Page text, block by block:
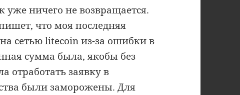
уже ничего не возвращается.
что моя последняя
сетью litecoin из-за ошибки в
сумма была, якобы без
отработать заявку в
были заморожены. Для